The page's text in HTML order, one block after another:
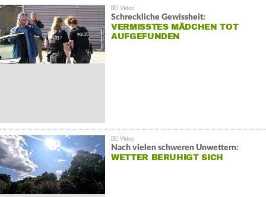
Schreckliche Gewissheit:
VERMISSTES MÄDCHEN TOT
AUFGEFUNDEN
Nach vielen schweren Unwettern:
WETTER BERUHIGT SICH